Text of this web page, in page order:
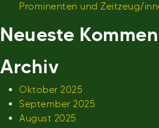
Prominenten und Zeitzeug/
Neueste
Archiv
Oktober 2025
September 2025
August 2025